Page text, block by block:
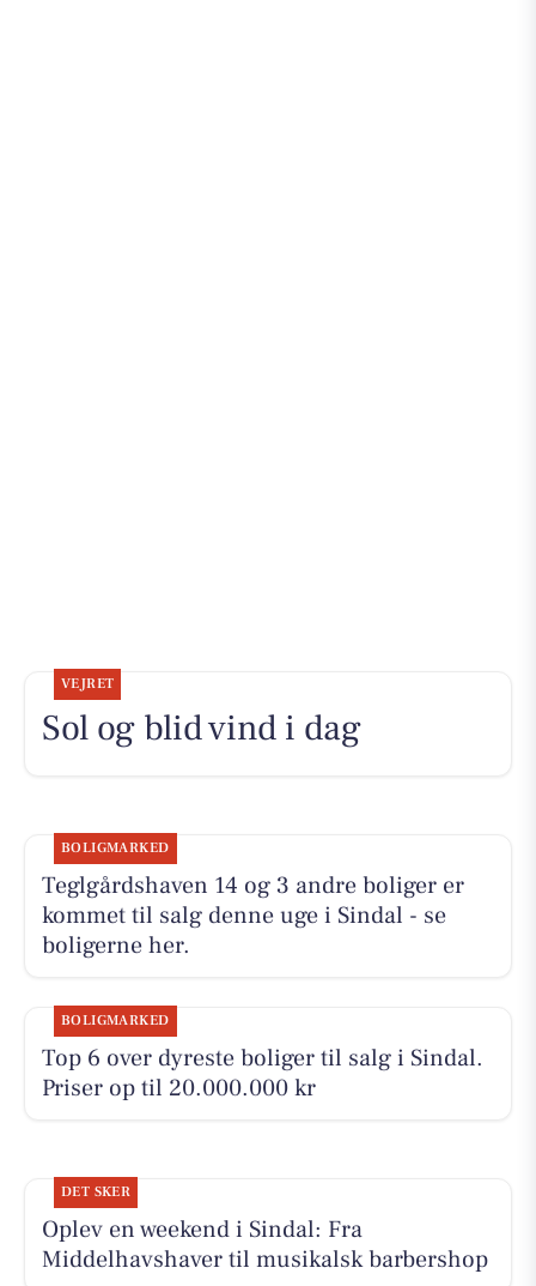
VEJRET
Sol og blid vind i dag
BOLIGMARKED
Teglgårdshaven 14 og 3 andre boliger er
kommet til salg denne uge i Sindal - se
boligerne her.
BOLIGMARKED
Top 6 over dyreste boliger til salg i Sindal.
Priser op til 20.000.000 kr
DET SKER
Oplev en weekend i Sindal: Fra
Middelhavshaver til musikalsk barbershop